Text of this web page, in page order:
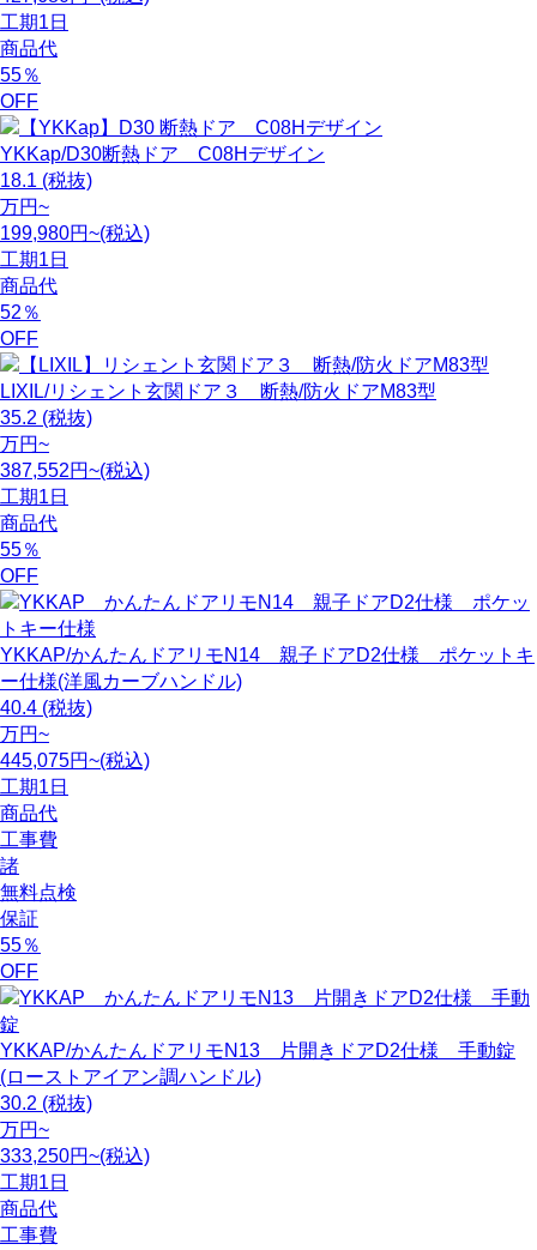
工期1日
商品代
55％
OFF
YKKap/D30断熱ドア C08Hデザイン
18.1 (税抜)
万円~
199,980円~(税込)
工期1日
商品代
52 ％
OFF
LIXIL/リシェント玄関ドア３ 断熱/防火ドアM83型
35.2 (税抜)
万円~
387,552円~(税込)
工期1日
商品代
55％
OFF
YKKAP/かんたんドアリモN14 親子ドアD2仕様 ポケットキ
ー仕様(洋風カーブハンドル)
40.4 (税抜)
万円~
445,075円~(税込)
工期1日
商品代
工事費
諸
無料点検
保証
55％
OFF
YKKAP/かんたんドアリモN13 片開きドアD2仕様 手動錠
(ローストアイアン調ハンドル)
30.2 (税抜)
万円~
333,250円~(税込)
工期1日
商品代
工事費